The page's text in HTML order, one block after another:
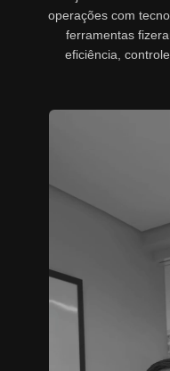
operações com
ferramentas
eficiência,